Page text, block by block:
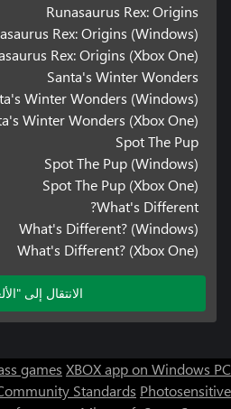
Runasaurus Rex: Origins
Rex: Origins (Windows)
Rex: Origins (Xbox One)
Santa's Winter Wonders
Winter Wonders (Windows)
Winter Wonders (Xbox One)
Spot The Pup
Spot The Pup (Windows)
Spot The Pup (Xbox One)
What's Different?
What's Different? (Windows)
What's Different? (Xbox One)
الانتقال إلى
games XBOX app on Windows PC
Standards Photosensitive